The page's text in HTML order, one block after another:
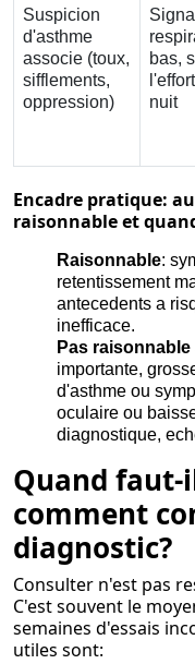
Suspicion
d'asthme
associe (toux,
sifflements,
oppression)
bas,
nuit
Encadre pratique:
raisonnable et
Raisonnable:
retentissement
antecedents a
inefficace.
Pas
importante,
d'asthme ou
oculaire ou
diagnostique,
Quand
comment
diagnostic?
Consulter n'est pas
C'est souvent le
semaines d'essais
utiles sont: